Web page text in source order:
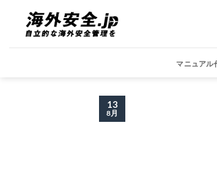
content
マニュアル
13
8月